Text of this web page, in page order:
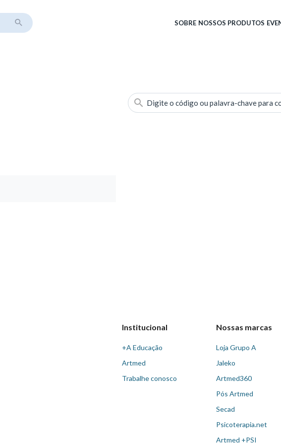
SOBRE NOSSOS PRODUTOS
Digite o código ou palavra-chave para
Institucional
+A Educação
Artmed
Trabalhe conosco
Nossas marcas
Loja Grupo A
Jaleko
Artmed360
Pós Artmed
Secad
Psicoterapia.net
Artmed +PSI